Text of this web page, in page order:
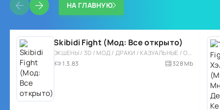
НА ГЛАВНУЮ
Skibidi Fight (Мод: Все открыто)
ЭКШЕНЫ / 3D / МОД / ДРАКИ / КАЗУАЛЬНЫЕ / ОДНОПОЛЬЗОВАТЕЛЬСКИЕ / СТИЛИЗАЦИЯ / ВСТРОЕННЫЙ КЕШ
1.3.83
328 Mb